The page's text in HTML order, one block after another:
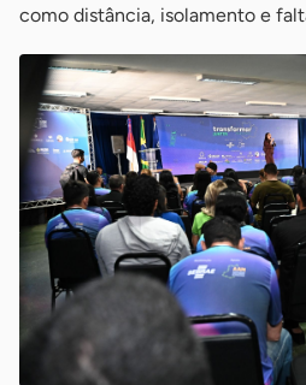
como distância, isolamento e